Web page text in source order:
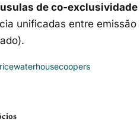
de co‑exclusividade
unificadas entre emissão